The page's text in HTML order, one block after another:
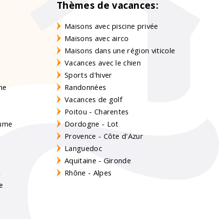
Thèmes de vacances:
Maisons avec piscine privée
Maisons avec airco
Maisons dans une région viticole
Vacances avec le chien
Sports d'hiver
Randonnées
Vacances de golf
Poitou - Charentes
Dordogne - Lot
Provence - Côte d'Azur
Languedoc
Aquitaine - Gironde
Rhône - Alpes